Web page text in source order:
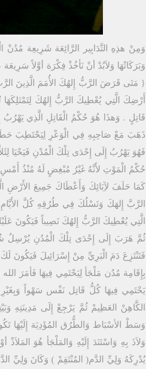
وَمِنْ هذِهِ التَّدَابِير الرَّائِعَة شَرِيعِة مُدُنْ
{ مَتَى قَرَضَ الرَّبُّ إِلهُكَ الأُمَمَ الَّذِينَ
أَرْضِكَ الَّتِي يُعْطِيكَ الرَّبُّ إِلهُكَ
قَاتِلٍ . وَهذَا هُوَ حُكْمُ الْقَاتِلِ الَّذِي
ذَهَبَ مَعْ صَاحِبِهِ فِي الْوَعْرِ لِيَحْتَطِبَ
فَهُوَ يَهْرُبُ إِلَى إِحْدَى تِلْكَ الْمُدْنِ فَيَحْيَا
حُكْمُ الْمَوْتِ لأَنَّهُ غَيْرُ مُبْغِضٍ لَهُ مُنْذُ أَمْسِ
كَمَا حَلَفَ لآِبَائِكَ وَأَعْطَاكَ جَمِيعَ الأَرْضِ
الرَّبَّ إِلهَكَ وَتَسْلُكَ فِي طُرُقِهِ كُلَّ
الَّتِي يُعْطِيكَ الرَّبُّ إِلهُكَ نَصِيباً فَيَكُونَ
ثُمَّ هَرَبَ إِلَى إِحْدَى تِلْكَ الْمُدُنِ يُرْسِلُ
بِإِقَامِة مُدُن مَلْجَأ لِيَحْتَمِي فِيهَا فَأمَرَ
يَحْتَمِي فِيهَا كُلُّ قَاتِل نَفْس سَهْواً
الكَّاهِنْ العَظِيمْ ثُمَّ يَرْجِعْ إِلَى مَدِينَتِهِ
وَسَطْ الأسْبَاط وَالطُّرُق المُؤَدِيَة إِلَيْهَا
وَلاَذَ بِهِ وَاسْتَنَدَ إِلَيْهِ وَالمَلْجَأ هُوَ
يُدْرِكَهُ وَلِيِّ الدَّم( المُنْتَقِمْ ) وَكَانَ وَلِيِّ